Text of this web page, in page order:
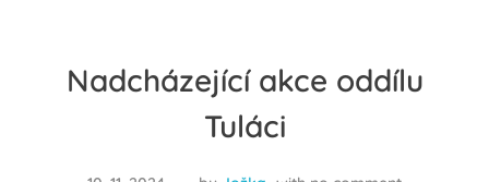
Nadcházející akce oddílu
Tuláci